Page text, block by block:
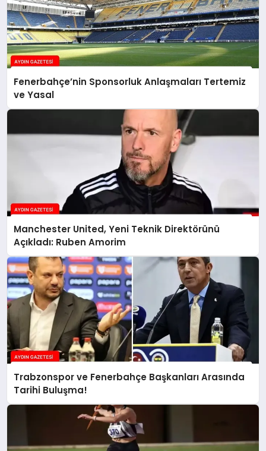
Fenerbahçe’nin Sponsorluk Anlaşmaları Tertemiz
ve Yasal
Manchester United, Yeni Teknik Direktörünü
Açıkladı: Ruben Amorim
Trabzonspor ve Fenerbahçe Başkanları Arasında
Tarihi Buluşma!